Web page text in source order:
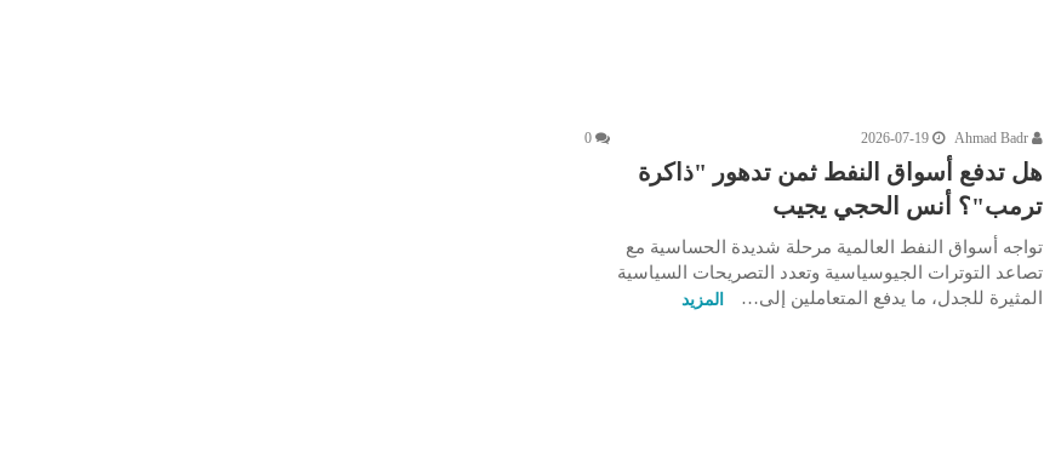
Ahmad Badr
2026-07-19
0
هل تدفع أسواق النفط ثمن تدهور "ذاكرة
ترمب"؟ أنس الحجي يجيب
تواجه أسواق النفط العالمية مرحلة شديدة الحساسية مع
تصاعد التوترات الجيوسياسية وتعدد التصريحات السياسية
المثيرة للجدل، ما يدفع المتعاملين إلى…
المزيد